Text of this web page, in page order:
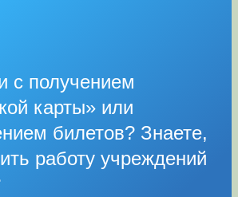
с получением
карты» или
билетов? Знаете,
работу учреждений